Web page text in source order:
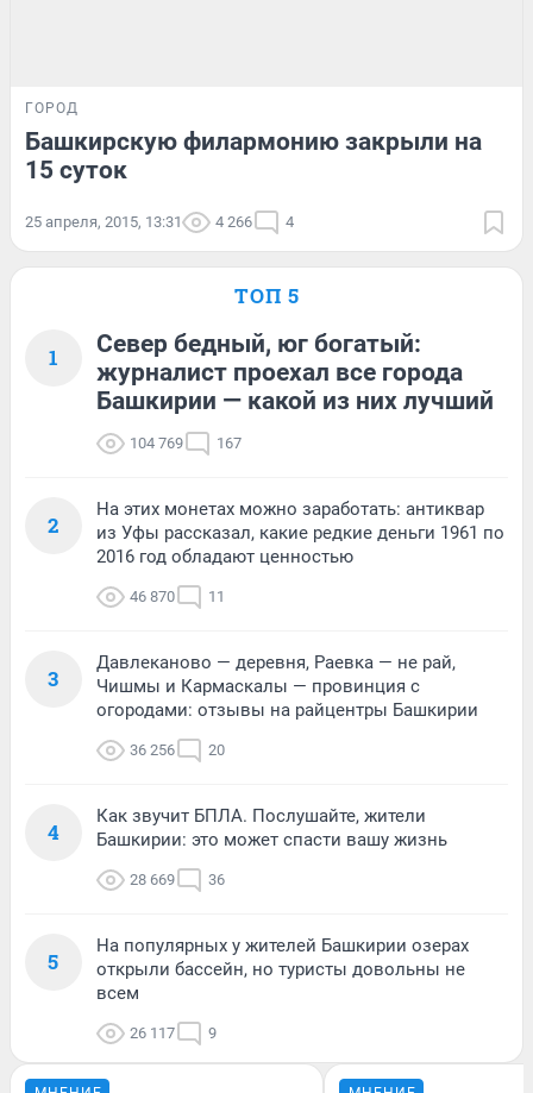
ГОРОД
Башкирскую филармонию закрыли на
15 суток
25 апреля, 2015, 13:31 4 266 4
ТОП 5
1
Север бедный, юг богатый:
журналист проехал все города
Башкирии — какой из них лучший
104 769 167
2
На этих монетах можно заработать: антиквар
из Уфы рассказал, какие редкие деньги 1961 по
2016 год обладают ценностью
46 870 11
3
Давлеканово — деревня, Раевка — не рай,
Чишмы и Кармаскалы — провинция с
огородами: отзывы на райцентры Башкирии
36 256 20
4
Как звучит БПЛА. Послушайте, жители
Башкирии: это может спасти вашу жизнь
28 669 36
5
На популярных у жителей Башкирии озерах
открыли бассейн, но туристы довольны не
всем
26 117 9